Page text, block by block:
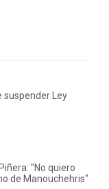
suspender Ley
"No quiero
de Manouchehris"